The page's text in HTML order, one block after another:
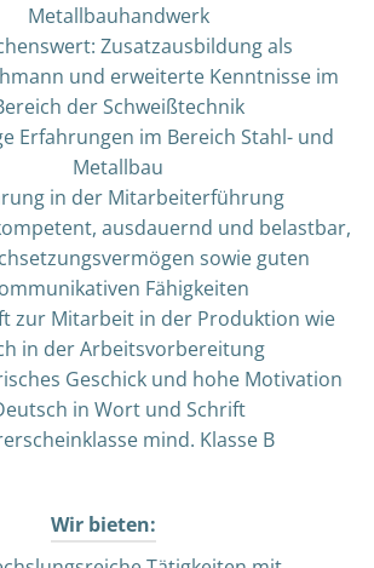
Metallbauhandwerk
Zusatzausbildung als
und erweiterte Kenntnisse im
der Schweißtechnik
Erfahrungen im Bereich Stahl- und
Metallbau
in der Mitarbeiterführung
ausdauernd und belastbar,
sowie guten
Fähigkeiten
zur Mitarbeit in der Produktion wie
in der Arbeitsvorbereitung
Geschick und hohe Motivation
in Wort und Schrift
mind. Klasse B
Wir bieten: